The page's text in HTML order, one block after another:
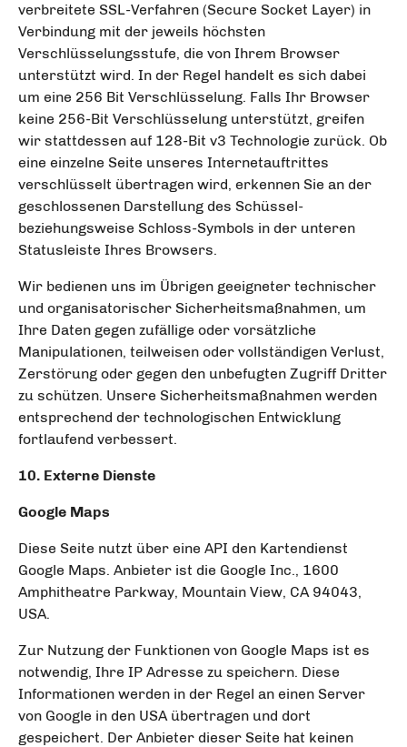
verbreitete SSL-Verfahren (Secure Socket Layer) in
Verbindung mit der jeweils höchsten
Verschlüsselungsstufe, die von Ihrem Browser
unterstützt wird. In der Regel handelt es sich dabei
um eine 256 Bit Verschlüsselung. Falls Ihr Browser
keine 256-Bit Verschlüsselung unterstützt, greifen
wir stattdessen auf 128-Bit v3 Technologie zurück. Ob
eine einzelne Seite unseres Internetauftrittes
verschlüsselt übertragen wird, erkennen Sie an der
geschlossenen Darstellung des Schüssel-
beziehungsweise Schloss-Symbols in der unteren
Statusleiste Ihres Browsers.
Wir bedienen uns im Übrigen geeigneter technischer
und organisatorischer Sicherheitsmaßnahmen, um
Ihre Daten gegen zufällige oder vorsätzliche
Manipulationen, teilweisen oder vollständigen Verlust,
Zerstörung oder gegen den unbefugten Zugriff Dritter
zu schützen. Unsere Sicherheitsmaßnahmen werden
entsprechend der technologischen Entwicklung
fortlaufend verbessert.
10. Externe Dienste
Google Maps
Diese Seite nutzt über eine API den Kartendienst
Google Maps. Anbieter ist die Google Inc., 1600
Amphitheatre Parkway, Mountain View, CA 94043,
USA.
Zur Nutzung der Funktionen von Google Maps ist es
notwendig, Ihre IP Adresse zu speichern. Diese
Informationen werden in der Regel an einen Server
von Google in den USA übertragen und dort
gespeichert. Der Anbieter dieser Seite hat keinen